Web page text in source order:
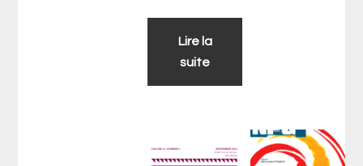
Lire la
suite